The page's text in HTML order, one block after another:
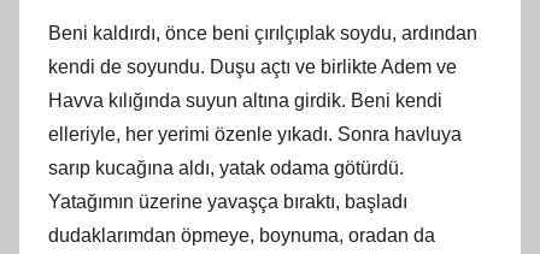
Beni kaldırdı, önce beni çırılçıplak soydu, ardından
kendi de soyundu. Duşu açtı ve birlikte Adem ve
Havva kılığında suyun altına girdik. Beni kendi
elleriyle, her yerimi özenle yıkadı. Sonra havluya
sarıp kucağına aldı, yatak odama götürdü.
Yatağımın üzerine yavaşça bıraktı, başladı
dudaklarımdan öpmeye, boynuma, oradan da